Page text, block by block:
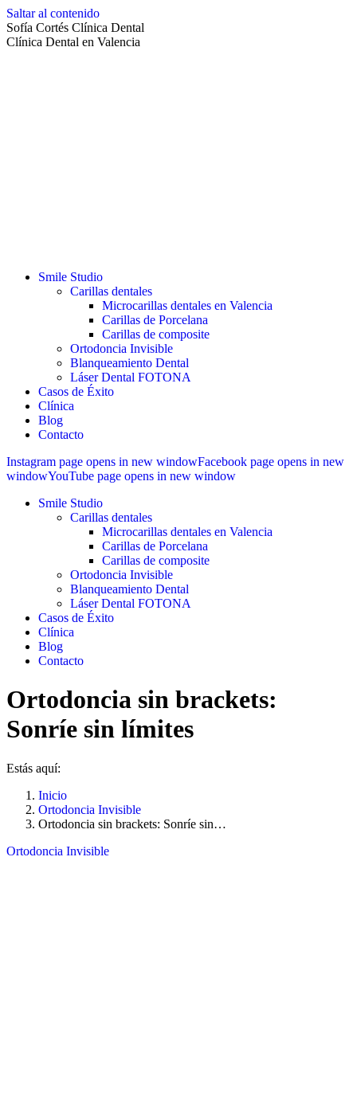
Saltar al contenido
Sofía Cortés Clínica Dental
Clínica Dental en Valencia
Smile Studio
Carillas dentales
Microcarillas dentales en Valencia
Carillas de Porcelana
Carillas de composite
Ortodoncia Invisible
Blanqueamiento Dental
Láser Dental FOTONA
Casos de Éxito
Clínica
Blog
Contacto
Instagram page opens in new windowFacebook page opens in new
windowYouTube page opens in new window
Smile Studio
Carillas dentales
Microcarillas dentales en Valencia
Carillas de Porcelana
Carillas de composite
Ortodoncia Invisible
Blanqueamiento Dental
Láser Dental FOTONA
Casos de Éxito
Clínica
Blog
Contacto
Ortodoncia sin brackets:
Sonríe sin límites
Estás aquí:
Inicio
Ortodoncia Invisible
Ortodoncia sin brackets: Sonríe sin…
Ortodoncia Invisible